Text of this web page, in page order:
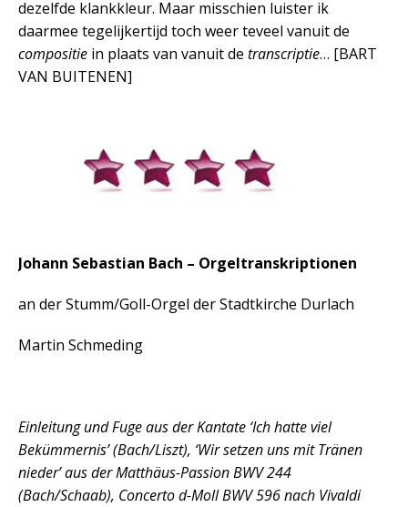
dezelfde klankkleur. Maar misschien luister ik
daarmee tegelijkertijd toch weer teveel vanuit de
compositie in plaats van vanuit de transcriptie… [BART
VAN BUITENEN]
Johann Sebastian Bach – Orgeltranskriptionen
an der Stumm/Goll-Orgel der Stadtkirche Durlach
Martin Schmeding
Einleitung und Fuge aus der Kantate ‘Ich hatte viel
Bekümmernis’ (Bach/Liszt), ‘Wir setzen uns mit Tränen
nieder’ aus der Matthäus-Passion BWV 244
(Bach/Schaab), Concerto d-Moll BWV 596 nach Vivaldi